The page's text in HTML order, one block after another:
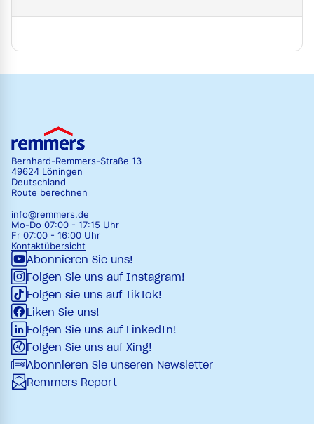
Bernhard-Remmers-Straße 13
49624 Löningen
Deutschland
Route berechnen
info@remmers.de
Mo-Do 07:00 - 17:15 Uhr
Fr 07:00 - 16:00 Uhr
Kontaktübersicht
Abonnieren Sie uns!
Folgen Sie uns auf Instagram!
Folgen sie uns auf TikTok!
Liken Sie uns!
Folgen Sie uns auf LinkedIn!
Folgen Sie uns auf Xing!
Abonnieren Sie unseren Newsletter
Remmers Report